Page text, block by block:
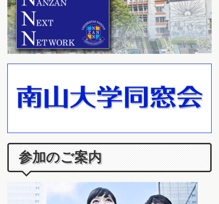
参加のご案内